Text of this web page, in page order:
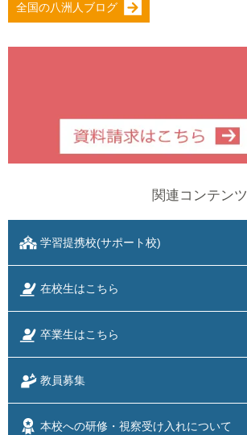
全国の八洲人ブログ
関連コンテンツ
学習提携校(サポート校)
在校生はこちら
卒業生はこちら
教員募集
本校への研修・視察受け入れについて